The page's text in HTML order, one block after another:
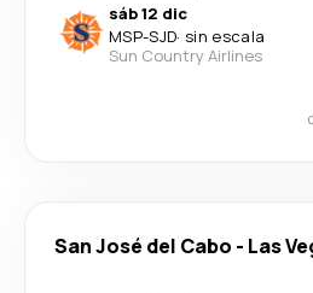
sáb 12 dic
MSP-SJD· sin escala
Sun Country Airlines
San José del Cabo - Las